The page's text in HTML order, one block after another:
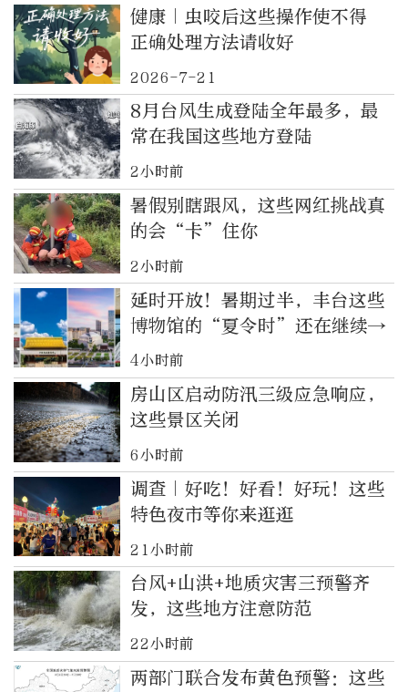
健康｜虫咬后这些操作使不得
正确处理方法请收好
2026-7-21
8月台风生成登陆全年最多，最
常在我国这些地方登陆
2小时前
暑假别瞎跟风，这些网红挑战真
的会“卡”住你
2小时前
延时开放！暑期过半，丰台这些
博物馆的“夏令时”还在继续→
4小时前
房山区启动防汛三级应急响应，
这些景区关闭
6小时前
调查｜好吃！好看！好玩！这些
特色夜市等你来逛逛
21小时前
台风+山洪+地质灾害三预警齐
发，这些地方注意防范
22小时前
两部门联合发布黄色预警：这些